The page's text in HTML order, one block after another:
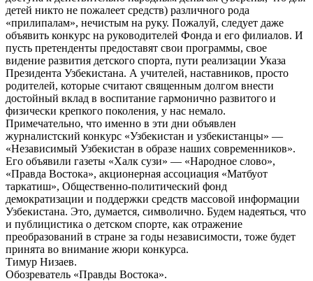
детей никто не пожалеет средств) различного рода
«прилипалам», нечистым на руку. Пожалуй, следует даже
объявить конкурс на руководителей Фонда и его филиалов. И
пусть претенденты предоставят свои программы, свое
видение развития детского спорта, пути реализации Указа
Президента Узбекистана. А учителей, наставников, просто
родителей, которые считают священным долгом внести
достойный вклад в воспитание гармонично развитого и
физически крепкого поколения, у нас немало.
Примечательно, что именно в эти дни объявлен
журналистский конкурс «Узбекистан и узбекистанцы» —
«Независимый Узбекистан в образе наших современников».
Его объявили газеты «Халк сузи» — «Народное слово»,
«Правда Востока», акционерная ассоциация «Матбуот
таркатиш», Общественно-политический фонд
демократизации и поддержки средств массовой информации
Узбекистана. Это, думается, символично. Будем надеяться, что
и публицистика о детском спорте, как отражение
преобразований в стране за годы независимости, тоже будет
принята во внимание жюри конкурса.
Тимур Низаев.
Обозреватель «Правды Востока».